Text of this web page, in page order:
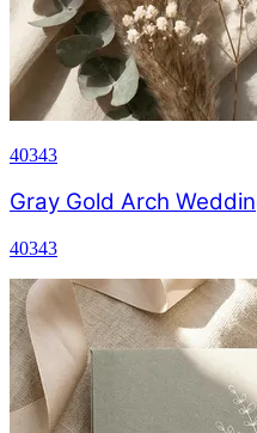
40343
Gray Gold Arch
40343